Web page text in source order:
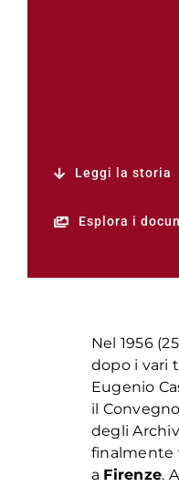
Leggi la storia
Esplora i
Nel 1956
dopo i vari
Eugenio
il
degli
finalmente
a Firenze.